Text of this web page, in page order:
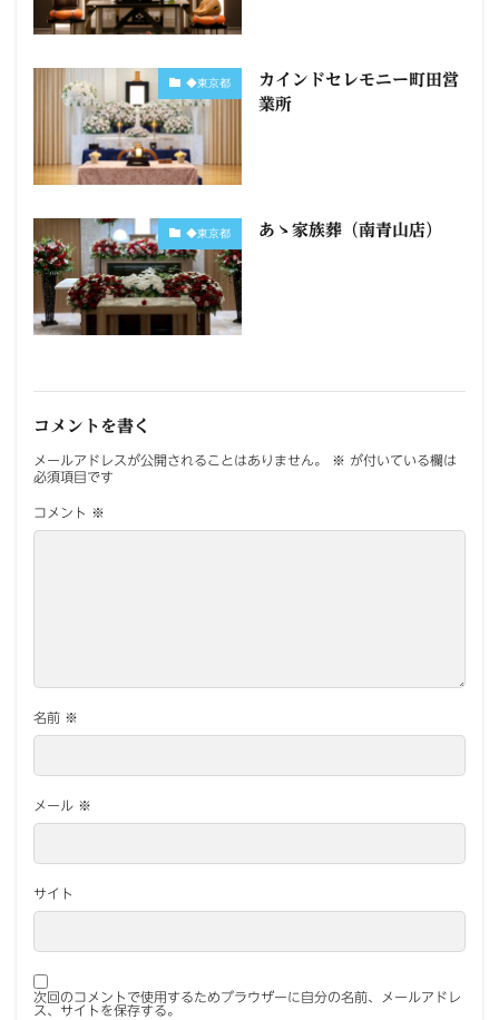
◆東京都
カインドセレモニー町田営
業所
◆東京都 あゝ家族葬（南青山店）
コメントを書く
メールアドレスが公開されることはありません。 ※ が付いている欄は
必須項目です
コメント ※
名前 ※
メール ※
サイト
次回のコメントで使用するためブラウザーに自分の名前、メールアドレ
ス、サイトを保存する。